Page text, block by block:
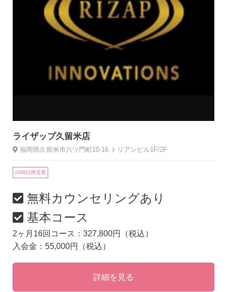
ライザップ久留米店
福岡県久留米市六ツ門町10-16 トリアンビル1F/2F
20時以降営業
無料カウンセリングあり
基本コース
2ヶ月16回コース：327,800円（税込）
入会金：55,000円（税込）
詳細を見る